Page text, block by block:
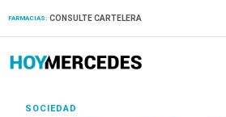
FARMACIAS: CONSULTE CARTELERA